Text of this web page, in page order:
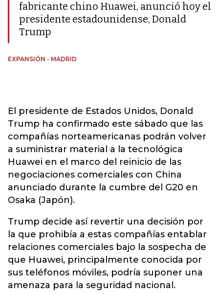
fabricante chino Huawei, anunció hoy el
presidente estadounidense, Donald
Trump
EXPANSIÓN - MADRID
El presidente de Estados Unidos, Donald
Trump ha confirmado este sábado que las
compañías norteamericanas podrán volver
a suministrar material a la tecnológica
Huawei en el marco del reinicio de las
negociaciones comerciales con China
anunciado durante la cumbre del G20 en
Osaka (Japón).
Trump decide así revertir una decisión por
la que prohibía a estas compañías entablar
relaciones comerciales bajo la sospecha de
que Huawei, principalmente conocida por
sus teléfonos móviles, podría suponer una
amenaza para la seguridad nacional.